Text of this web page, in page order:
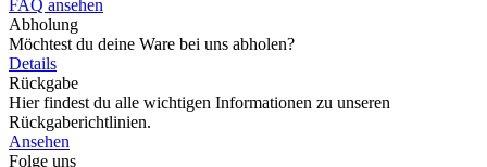
FAQ ansehen
Abholung
Möchtest du deine Ware bei uns abholen?
Details
Rückgabe
Hier findest du alle wichtigen Informationen zu unseren
Rückgaberichtlinien.
Ansehen
Folge uns